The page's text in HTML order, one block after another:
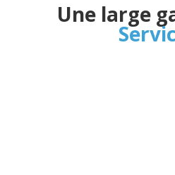
Une large